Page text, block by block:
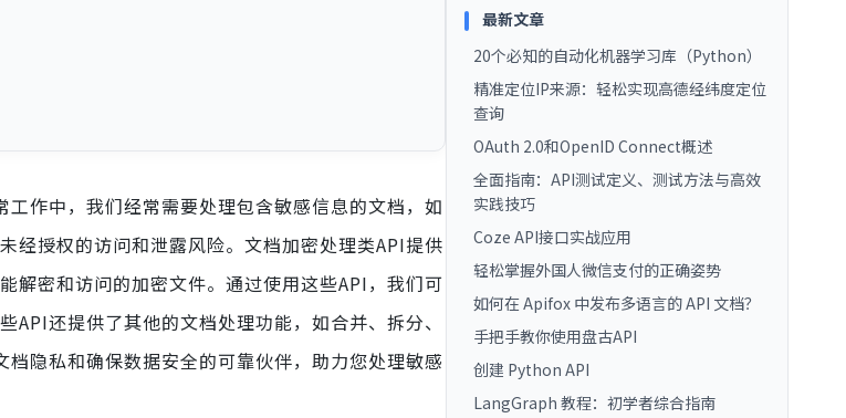
作中，我们经常需要处理包含敏感信息的文档，如
经授权的访问和泄露风险。文档加密处理类API提供
解密和访问的加密文件。通过使用这些API，我们可
还提供了其他的文档处理功能，如合并、拆分、
隐私和确保数据安全的可靠伙伴，助力您处理敏感
最新文章
20个必知的自动化机器学习库（Python）
精准定位IP来源：轻松实现高德经纬度定位
查询
OAuth 2.0和OpenID Connect概述
全面指南：API测试定义、测试方法与高效
实践技巧
Coze API接口实战应用
轻松掌握外国人微信支付的正确姿势
如何在 Apifox 中发布多语言的 API 文档？
手把手教你使用盘古API
创建 Python API
LangGraph 教程：初学者综合指南